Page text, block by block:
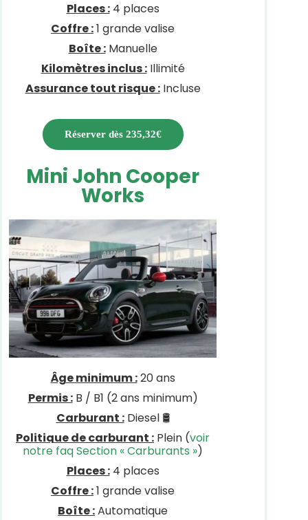
Places :4 places
Coffre :1 grande valise
Boîte :Manuelle
Kilomètres inclus :Illimité
Assurance tout risque :Incluse
Réserver dès 235,32€
Mini John Cooper
Works
Âge minimum :20 ans
Permis :B / B1 (2 ans minimum)
Carburant :Diesel 🛢
Politique de carburant : Plein (voir
notre faq Section « Carburants »)
Places :4 places
Coffre :1 grande valise
Boîte :Automatique